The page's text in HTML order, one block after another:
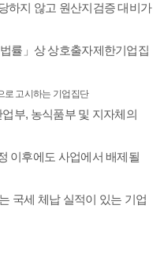
하지 않고 원산지검증 대비가
법률」상 상호출자제한기업집
로 고시하는 기업집단
업부, 농식품부 및 지자체의
정 이후에도 사업에서 배제될
국세 체납 실적이 있는 기업